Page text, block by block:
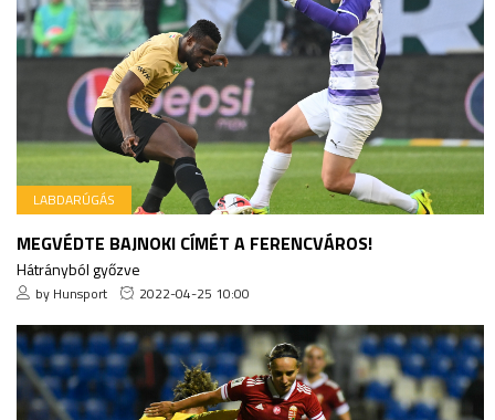
LABDARÚGÁS
MEGVÉDTE BAJNOKI CÍMÉT A FERENCVÁROS!
Hátrányból győzve
by Hunsport 2022-04-25 10:00